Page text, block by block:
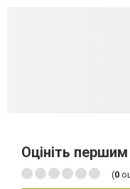
Оцініть першим
(0